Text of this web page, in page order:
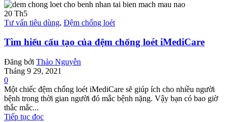
20 Th5
Tư vấn tiêu dùng, Đệm chống loét
Tìm hiểu cấu tạo của đệm chống loét iMediCare
Đăng bởi Thảo Nguyễn
Tháng 9 29, 2021
0
Một chiếc đệm chống loét iMediCare sẽ giúp ích cho nhiều người
bệnh trong thời gian người đó mắc bệnh nặng. Vậy bạn có bao giờ
thắc mắc...
Tiếp tục đọc